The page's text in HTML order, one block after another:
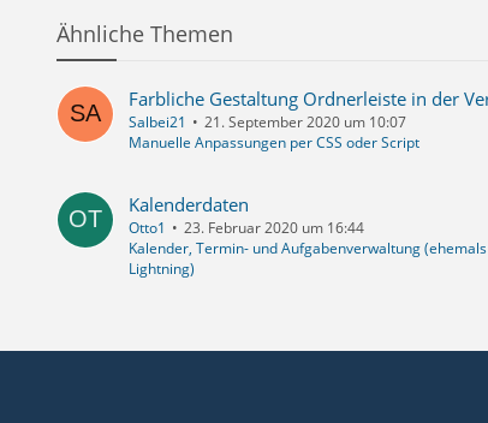
Ähnliche Themen
Salbei21
21. September 2020 um 10:07
Manuelle Anpassungen per CSS oder Script
Kalenderdaten
Otto1
23. Februar 2020 um 16:44
Kalender, Termin- und Aufgabenverwaltung (ehemals
Lightning)